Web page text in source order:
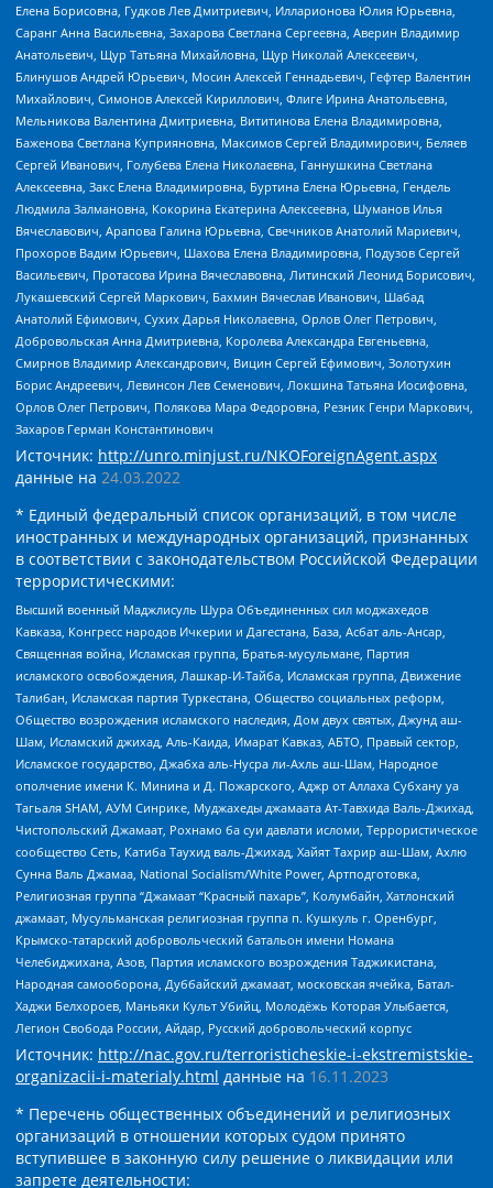
Елена Борисовна, Гудков Лев Дмитриевич, Илларионова Юлия Юрьевна,
Саранг Анна Васильевна, Захарова Светлана Сергеевна, Аверин Владимир
Анатольевич, Щур Татьяна Михайловна, Щур Николай Алексеевич,
Блинушов Андрей Юрьевич, Мосин Алексей Геннадьевич, Гефтер Валентин
Михайлович, Симонов Алексей Кириллович, Флиге Ирина Анатольевна,
Мельникова Валентина Дмитриевна, Вититинова Елена Владимировна,
Баженова Светлана Куприяновна, Максимов Сергей Владимирович, Беляев
Сергей Иванович, Голубева Елена Николаевна, Ганнушкина Светлана
Алексеевна, Закс Елена Владимировна, Буртина Елена Юрьевна, Гендель
Людмила Залмановна, Кокорина Екатерина Алексеевна, Шуманов Илья
Вячеславович, Арапова Галина Юрьевна, Свечников Анатолий Мариевич,
Прохоров Вадим Юрьевич, Шахова Елена Владимировна, Подузов Сергей
Васильевич, Протасова Ирина Вячеславовна, Литинский Леонид Борисович,
Лукашевский Сергей Маркович, Бахмин Вячеслав Иванович, Шабад
Анатолий Ефимович, Сухих Дарья Николаевна, Орлов Олег Петрович,
Добровольская Анна Дмитриевна, Королева Александра Евгеньевна,
Смирнов Владимир Александрович, Вицин Сергей Ефимович, Золотухин
Борис Андреевич, Левинсон Лев Семенович, Локшина Татьяна Иосифовна,
Орлов Олег Петрович, Полякова Мара Федоровна, Резник Генри Маркович,
Захаров Герман Константинович
Источник: http://unro.minjust.ru/NKOForeignAgent.aspx
данные на 24.03.2022
* Единый федеральный список организаций, в том числе
иностранных и международных организаций, признанных
в соответствии с законодательством Российской Федерации
террористическими:
Высший военный Маджлисуль Шура Объединенных сил моджахедов
Кавказа, Конгресс народов Ичкерии и Дагестана, База, Асбат аль-Ансар,
Священная война, Исламская группа, Братья-мусульмане, Партия
исламского освобождения, Лашкар-И-Тайба, Исламская группа, Движение
Талибан, Исламская партия Туркестана, Общество социальных реформ,
Общество возрождения исламского наследия, Дом двух святых, Джунд аш-
Шам, Исламский джихад, Аль-Каида, Имарат Кавказ, АБТО, Правый сектор,
Исламское государство, Джабха аль-Нусра ли-Ахль аш-Шам, Народное
ополчение имени К. Минина и Д. Пожарского, Аджр от Аллаха Субхану уа
Тагьаля SHAM, АУМ Синрике, Муджахеды джамаата Ат-Тавхида Валь-Джихад,
Чистопольский Джамаат, Рохнамо ба суи давлати исломи, Террористическое
сообщество Сеть, Катиба Таухид валь-Джихад, Хайят Тахрир аш-Шам, Ахлю
Сунна Валь Джамаа, National Socialism/White Power, Артподготовка,
Религиозная группа “Джамаат “Красный пахарь”, Колумбайн, Хатлонский
джамаат, Мусульманская религиозная группа п. Кушкуль г. Оренбург,
Крымско-татарский добровольческий батальон имени Номана
Челебиджихана, Азов, Партия исламского возрождения Таджикистана,
Народная самооборона, Дуббайский джамаат, московская ячейка, Батал-
Хаджи Белхороев, Маньяки Культ Убийц, Молодёжь Которая Улыбается,
Легион Свобода России, Айдар, Русский добровольческий корпус
Источник: http://nac.gov.ru/terroristicheskie-i-ekstremistskie-
organizacii-i-materialy.html данные на 16.11.2023
* Перечень общественных объединений и религиозных
организаций в отношении которых судом принято
вступившее в законную силу решение о ликвидации или
запрете деятельности: